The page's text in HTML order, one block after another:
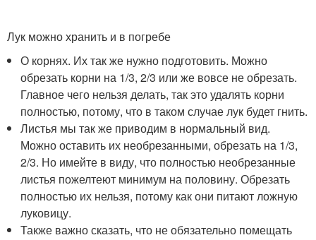
Лук можно хранить и в погребе
О корнях. Их так же нужно подготовить. Можно
обрезать корни на 1/3, 2/3 или же вовсе не обрезать.
Главное чего нельзя делать, так это удалять корни
полностью, потому, что в таком случае лук будет гнить.
Листья мы так же приводим в нормальный вид.
Можно оставить их необрезанными, обрезать на 1/3,
2/3. Но имейте в виду, что полностью необрезанные
листья пожелтеют минимум на половину. Обрезать
полностью их нельзя, потому как они питают ложную
луковицу.
Также важно сказать, что не обязательно помещать